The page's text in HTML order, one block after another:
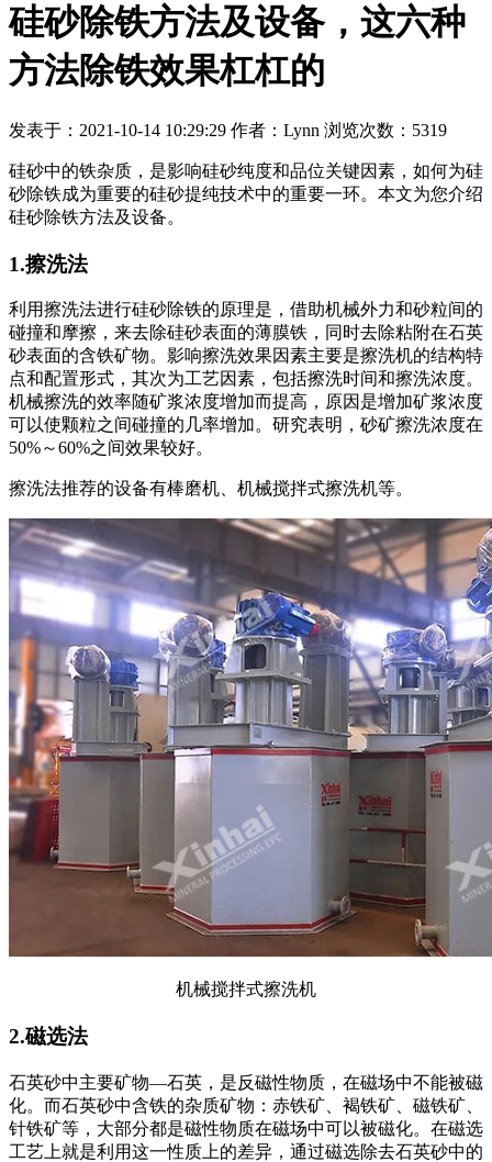
硅砂除铁方法及设备，这六种
方法除铁效果杠杠的
发表于：2021-10-14 10:29:29 作者：Lynn 浏览次数：5319
硅砂中的铁杂质，是影响硅砂纯度和品位关键因素，如何为硅
砂除铁成为重要的硅砂提纯技术中的重要一环。本文为您介绍
硅砂除铁方法及设备。
1.擦洗法
利用擦洗法进行硅砂除铁的原理是，借助机械外力和砂粒间的
碰撞和摩擦，来去除硅砂表面的薄膜铁，同时去除粘附在石英
砂表面的含铁矿物。影响擦洗效果因素主要是擦洗机的结构特
点和配置形式，其次为工艺因素，包括擦洗时间和擦洗浓度。
机械擦洗的效率随矿浆浓度增加而提高，原因是增加矿浆浓度
可以使颗粒之间碰撞的几率增加。研究表明，砂矿擦洗浓度在
50%～60%之间效果较好。
擦洗法推荐的设备有棒磨机、机械搅拌式擦洗机等。
机械搅拌式擦洗机
2.磁选法
石英砂中主要矿物—石英，是反磁性物质，在磁场中不能被磁
化。而石英砂中含铁的杂质矿物：赤铁矿、褐铁矿、磁铁矿、
针铁矿等，大部分都是磁性物质在磁场中可以被磁化。在磁选
工艺上就是利用这一性质上的差异，通过磁选除去石英砂中的